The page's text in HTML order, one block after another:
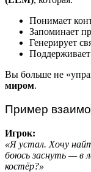
Понимает
Запоминает
Генерирует
Вы больше не
миром.
Пример
Игрок:
«Я устал. Хочу
боюсь заснуть — в
костёр?»